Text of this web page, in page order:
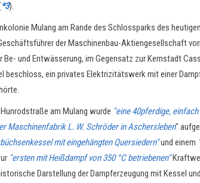
*3).
Mulang am Rande des Schlossparks des
der Maschinenbau-Aktiengesellschaft
und Entwässerung, im Gegensatz zur Kernstadt
beschloss, ein privates Elektrizitätswerk mit einer
Hunrodstraße am Mulang wurde "eine 40pferdige,
Maschinenfabrik L. W. Schröder in Aschersleben"
mit eingehängten Quersiedern"und einem
"ersten mit Heißdampf von 350 °C betriebenen"
Darstellung der Dampferzeugung mit Kessel